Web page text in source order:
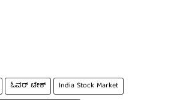
ಓವರ್ ಟೇಕ್
India Stock Market